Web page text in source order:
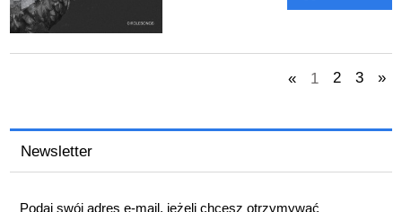
« 1 2 3 »
Newsletter
Podaj swój adres e-mail, jeżeli chcesz otrzymywać